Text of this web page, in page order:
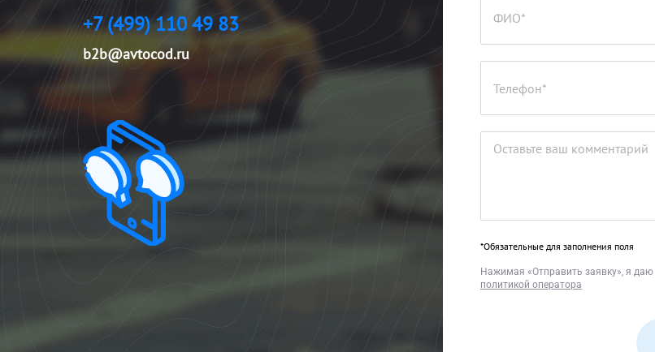
+7 (499) 110 49 83
b2b@avtocod.ru
*Обязательные для заполнения поля
Нажимая «Отправить заявку», я даю
политикой оператора